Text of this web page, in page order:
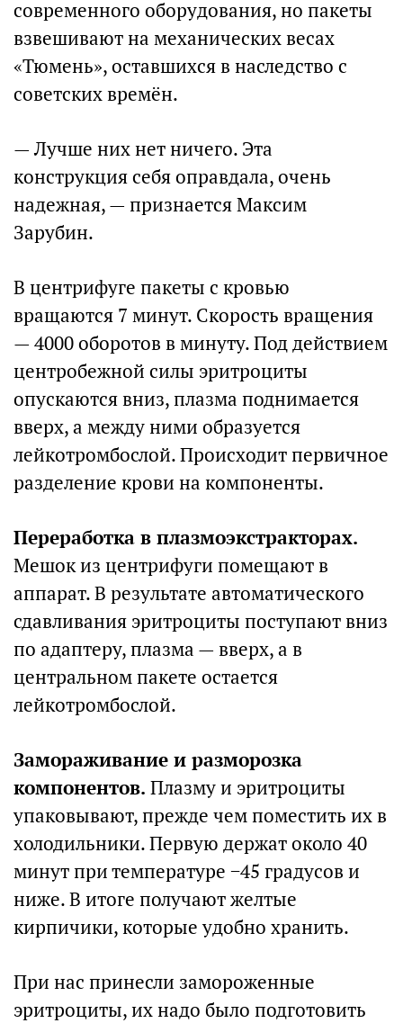
современного оборудования, но пакеты
взвешивают на механических весах
«Тюмень», оставшихся в наследство с
советских времён.
— Лучше них нет ничего. Эта
конструкция себя оправдала, очень
надежная, — признается Максим
Зарубин.
В центрифуге пакеты с кровью
вращаются 7 минут. Скорость вращения
— 4000 оборотов в минуту. Под действием
центробежной силы эритроциты
опускаются вниз, плазма поднимается
вверх, а между ними образуется
лейкотромбослой. Происходит первичное
разделение крови на компоненты.
Переработка в плазмоэкстракторах.
Мешок из центрифуги помещают в
аппарат. В результате автоматического
сдавливания эритроциты поступают вниз
по адаптеру, плазма — вверх, а в
центральном пакете остается
лейкотромбослой.
Замораживание и разморозка
компонентов. Плазму и эритроциты
упаковывают, прежде чем поместить их в
холодильники. Первую держат около 40
минут при температуре −45 градусов и
ниже. В итоге получают желтые
кирпичики, которые удобно хранить.
При нас принесли замороженные
эритроциты, их надо было подготовить